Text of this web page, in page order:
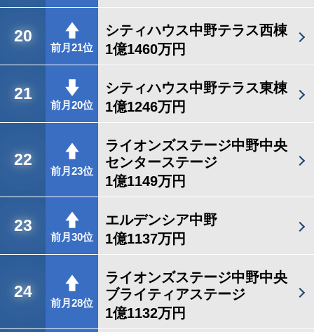
20
前月21位
シティハウス中野テラス西棟
1億1460万円
21
前月20位
シティハウス中野テラス東棟
1億1246万円
22
前月23位
ライオンズステージ中野中央
センターステージ
1億1149万円
23
前月30位
エルデンシア中野
1億1137万円
24
前月28位
ライオンズステージ中野中央
ブライティアステージ
1億1132万円